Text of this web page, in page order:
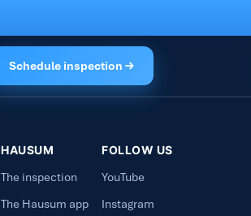
Schedule inspection
HAUSUM
The inspection
The Hausum app
FOLLOW US
YouTube
Instagram